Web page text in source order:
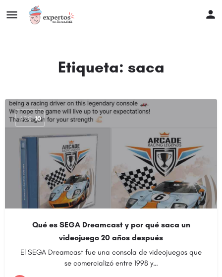
Etiqueta: saca
AGO 10
Qué es SEGA Dreamcast y por qué saca un
videojuego 20 años después
El SEGA Dreamcast fue una consola de videojuegos que
se comercializó entre 1998 y…